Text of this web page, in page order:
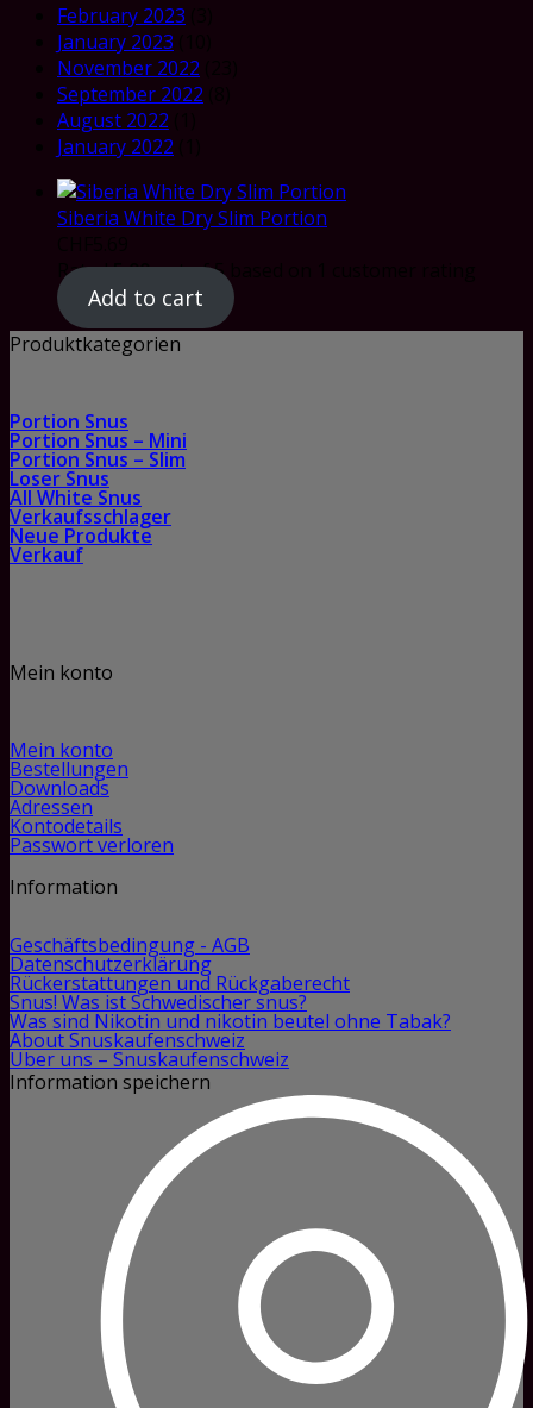
February 2023
January 2023
November 2022
September 2022
August 2022
January 2022
Siberia White Dry Slim Portion
Rated5.00out of 5 based on
Add to cart
Produktkategorien
Portion Snus
Portion Snus – Mini
Portion Snus – Slim
Loser Snus
All White Snus
Verkaufsschlager
Neue Produkte
Verkauf
Mein konto
Mein konto
Bestellungen
Downloads
Adressen
Kontodetails
Passwort verloren
Information
Geschäftsbedingung - AGB
Datenschutzerklärung
Rückerstattungen und Rückgaberecht
Snus! Was ist Schwedischer snus?
Was sind Nikotin und nikotin beutel ohne Tabak?
About Snuskaufenschweiz
Über uns – Snuskaufenschweiz
Information speichern